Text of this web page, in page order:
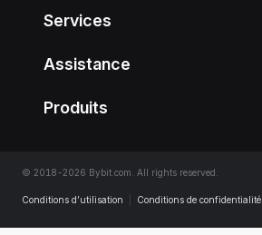
Services
Assistance
Produits
© 2018-2026 Bybit.com. All rights reserved.
Conditions d’utilisation Conditions de confidentialité